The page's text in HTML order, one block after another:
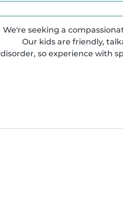
We're seeking a
Our kids are friendly,
disorder, so experience with